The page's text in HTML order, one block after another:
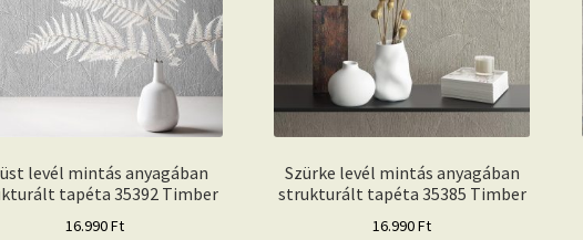
levél mintás anyagában
tapéta 35392 Timber
16.990Ft
Szürke levél mintás anyagában
strukturált tapéta 35385 Timber
16.990Ft